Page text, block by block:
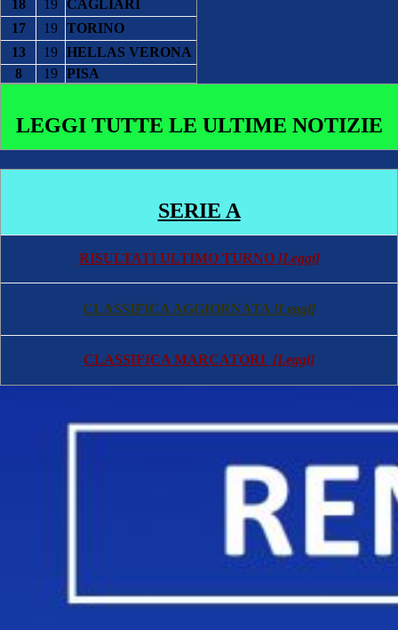
18
19 CAGLIARI
17
19 TORINO
13
19 HELLAS VERONA
8
19 PISA
LEGGI TUTTE LE ULTIME NOTIZIE
SERIE A
RISULTATI ULTIMO TURNO [Leggi]
CLASSIFICA AGGIORNATA [Leggi]
CLASSIFICA MARCATORI [Leggi]